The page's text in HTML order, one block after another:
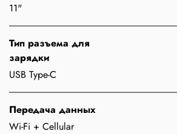
11"
Тип разъема для
зарядки
USB Type-C
Передача данных
Wi-Fi + Cellular